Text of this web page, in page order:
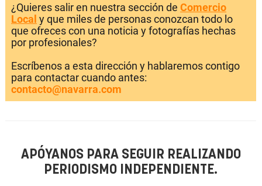
¿Quieres salir en nuestra sección de Comercio
Local y que miles de personas conozcan todo lo
que ofreces con una noticia y fotografías hechas
por profesionales?
Escríbenos a esta dirección y hablaremos contigo
para contactar cuando antes:
contacto@navarra.com
APÓYANOS PARA SEGUIR REALIZANDO
PERIODISMO INDEPENDIENTE.